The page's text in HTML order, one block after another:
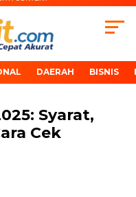
DAERAH BISNIS
Syarat,
Cek